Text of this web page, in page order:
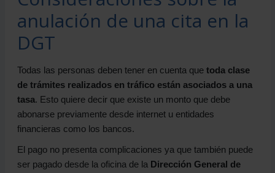
anulación de una cita en la
DGT
Todas las personas deben tener en cuenta que toda clase
de trámites realizados en tráfico están asociados a una
tasa. Esto quiere decir que existe un monto que debe
abonarse previamente desde internet u entidades
financieras como los bancos.
El pago no presenta complicaciones ya que también puede
ser pagado desde la oficina de la Dirección General de